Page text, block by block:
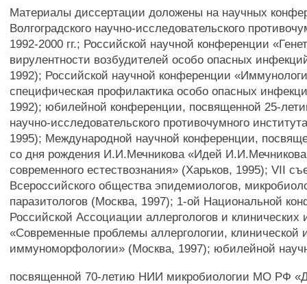
Материалы диссертации доложены на научных
Волгоградского научно-исследовательского
1992-2000 гг.; Российской научной конференции
вирулентности возбудителей особо опасных
1992); Российской научной конференции
специфическая профилактика особо опасных
1992); юбилейной конференции, посвященной 25-
научно-исследовательского противочумного
1995); Международной научной конференции,
со дня рождения И.И.Мечникова «Идей
современного естествознания» (Харьков, 1995); VII
Всероссийского общества эпидемиологов,
паразитологов (Москва, 1997); 1-ой Национальной
Российской Ассоциации аллергологов и клинических
«Современные проблемы аллергологии, клинической
иммуноморфологии» (Москва, 1997); юбилейной
посвященной 70-летию НИИ микробиологии МО РФ